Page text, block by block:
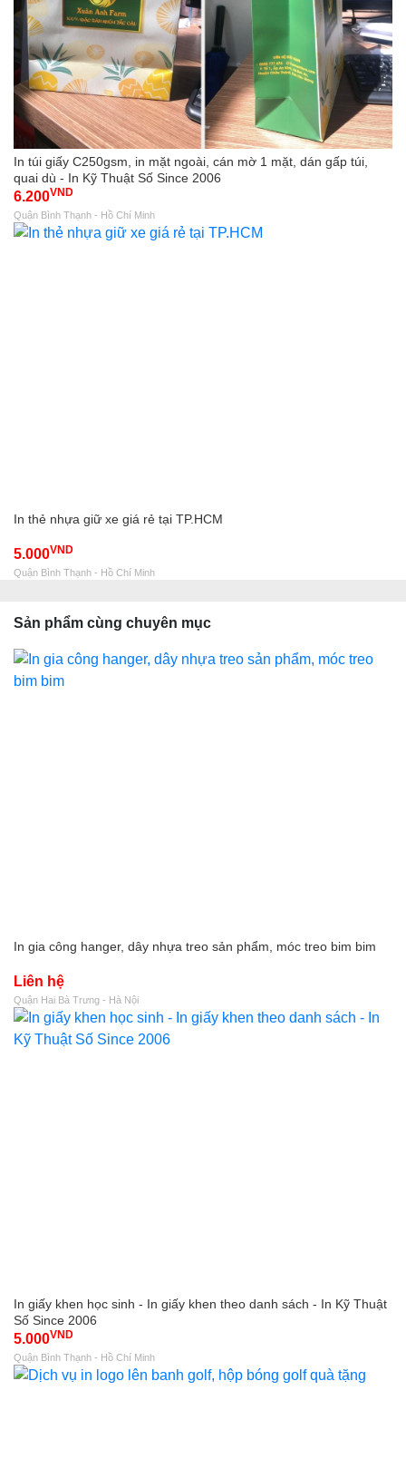
In túi giấy C250gsm, in mặt ngoài, cán mờ 1 mặt, dán gấp túi,
quai dù - In Kỹ Thuật Số Since 2006
6.200VND
Quận Bình Thạnh - Hồ Chí Minh
In thẻ nhựa giữ xe giá rẻ tại TP.HCM
5.000VND
Quận Bình Thạnh - Hồ Chí Minh
Sản phẩm cùng chuyên mục
In gia công hanger, dây nhựa treo sản phẩm, móc treo bim bim
Liên hệ
Quận Hai Bà Trưng - Hà Nội
In giấy khen học sinh - In giấy khen theo danh sách - In Kỹ Thuật
Số Since 2006
5.000VND
Quận Bình Thạnh - Hồ Chí Minh